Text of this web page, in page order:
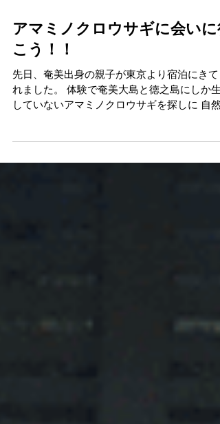
アマミノクロウサギに会いに
こう！！
先日、奄美出身の親子が東京より宿泊にきて
れました。 体験で奄美大島と徳之島にしか生
索ナイトツアーにいってきました～～。 サー